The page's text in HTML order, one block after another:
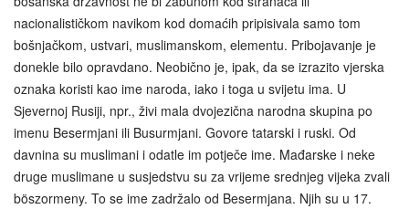
nacionalističkom navikom kod domaćih pripisivala samo tom
bošnjačkom, ustvari, muslimanskom, elementu. Pribojavanje je
donekle bilo opravdano. Neobično je, ipak, da se izrazito vjerska
oznaka koristi kao ime naroda, iako i toga u svijetu ima. U
Sjevernoj Rusiji, npr., živi mala dvojezična narodna skupina po
imenu Besermjani ili Busurmjani. Govore tatarski i ruski. Od
davnina su muslimani i odatle im potječe ime. Mađarske i neke
druge muslimane u susjedstvu su za vrijeme srednjeg vijeka zvali
böszormeny. To se ime zadržalo od Besermjana. Njih su u 17.